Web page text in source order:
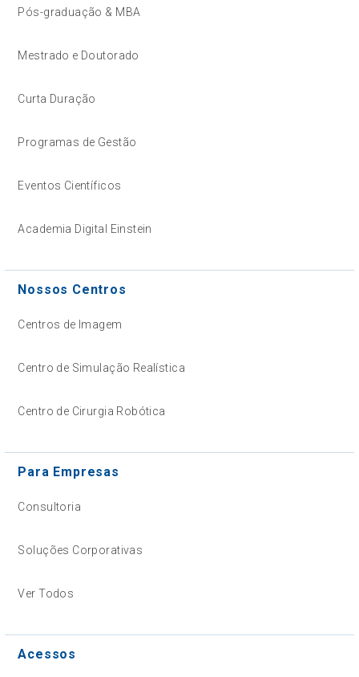
Pós-graduação & MBA
Mestrado e Doutorado
Curta Duração
Programas de Gestão
Eventos Científicos
Academia Digital Einstein
Nossos Centros
Centros de Imagem
Centro de Simulação Realística
Centro de Cirurgia Robótica
Para Empresas
Consultoria
Soluções Corporativas
Ver Todos
Acessos